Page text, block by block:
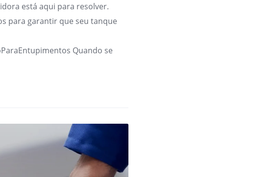
está aqui para resolver.
para garantir que seu tanque
Quando se